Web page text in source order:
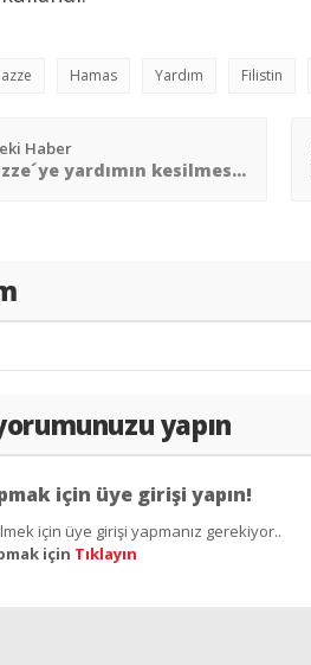
Hamas Yardım Filistin
Haber
“Gazze´ye yardımın kesilmesi Yahudi değerlerine aykırı”
yapın
için üye girişi yapın!
için üye girişi yapmanız gerekiyor..
için Tıklayın